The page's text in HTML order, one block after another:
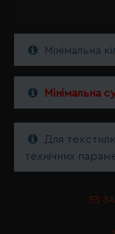
Мінімальна
Мінімальна
Для
технічних